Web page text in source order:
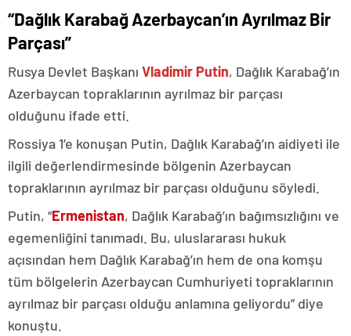
“Dağlık Karabağ Azerbaycan’ın Ayrılmaz Bir
Parçası”
Rusya Devlet Başkanı Vladimir Putin, Dağlık Karabağ’ın
Azerbaycan topraklarının ayrılmaz bir parçası
olduğunu ifade etti.
Rossiya 1’e konuşan Putin, Dağlık Karabağ’ın aidiyeti ile
ilgili değerlendirmesinde bölgenin Azerbaycan
topraklarının ayrılmaz bir parçası olduğunu söyledi.
Putin, “Ermenistan, Dağlık Karabağ’ın bağımsızlığını ve
egemenliğini tanımadı. Bu, uluslararası hukuk
açısından hem Dağlık Karabağ’ın hem de ona komşu
tüm bölgelerin Azerbaycan Cumhuriyeti topraklarının
ayrılmaz bir parçası olduğu anlamına geliyordu” diye
konuştu.